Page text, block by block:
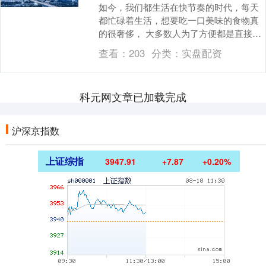
如今，我们都生活在快节奏的时代，每天
都忙碌着生活，想要吃一口美味的食物真
的很奢侈， 大多数人为了方便都是直接去
点外卖的，毕竟，动动手指就能送货上门
了，可是外卖的....
查看：203 分类： 实盘配资
科元网文章已加载完成
沪深京指数
上证综指 3947.91 +7.87 +0.20%